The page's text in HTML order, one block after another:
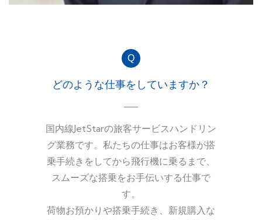
どのような仕事をしていますか？
国内線JetStarの旅客サービスハンドリン
グ業務です。私たちの仕事はお客様が搭
乗手続きをしてから飛行機に乗るまで、
スムーズな搭乗をお手伝いする仕事で
す。
荷物お預かりや搭乗手続き、新規購入な